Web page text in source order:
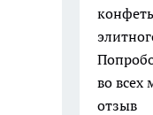
во всех
отзыв